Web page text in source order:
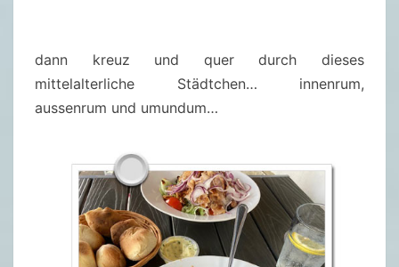
dann kreuz und quer durch dieses
mittelalterliche Städtchen… innenrum,
aussenrum und umundum…